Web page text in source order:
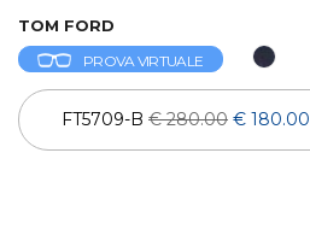
TOM FORD
PROVA VIRTUALE
FT5709-B € 280.00 € 180.00